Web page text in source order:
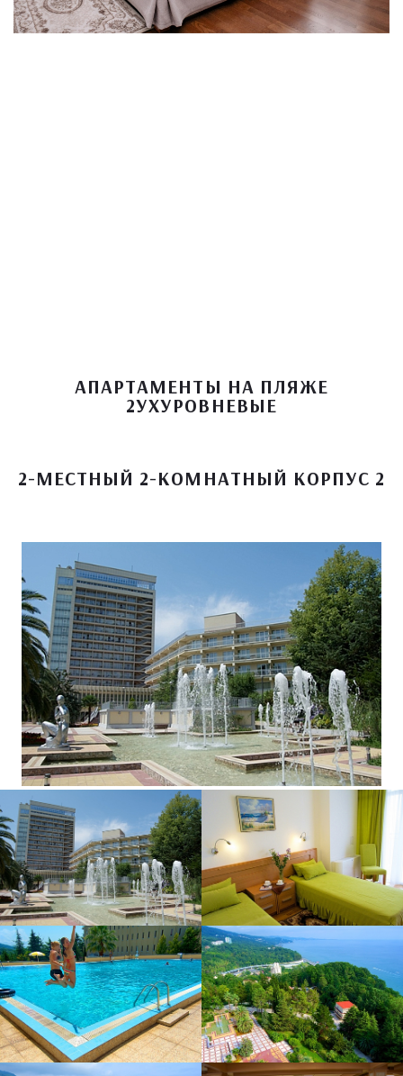
АПАРТАМЕНТЫ НА ПЛЯЖЕ
2УХУРОВНЕВЫЕ
2-МЕСТНЫЙ 2-КОМНАТНЫЙ КОРПУС 2